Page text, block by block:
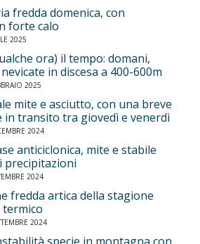
fredda domenica, con
forte calo
2025
ora) il tempo: domani,
in discesa a 400-600m
2025
mite e asciutto, con una breve
transito tra giovedì e venerdì
2024
anticiclonica, mite e stabile
precipitazioni
2024
fredda artica della stagione
2024